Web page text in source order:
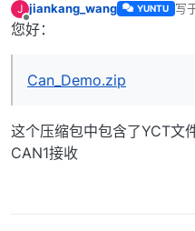
J
离线
jiankang_wang YUNTU 写
最
您好：
Can_Demo.zip
这个压缩包中包含了YCT文
CAN1接收